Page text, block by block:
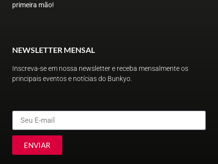
primeira mão!
NEWSLETTER MENSAL
Inscreva-se em nossa newsletter e receba mensalmente os
principais eventos e notícias do Bunkyo.
ENVIAR